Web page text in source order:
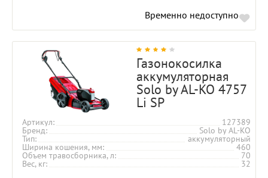
Временно недоступно
Газонокосилка
аккумуляторная
Solo by AL-KO 4757
Li SP
Артикул 127389
Бренд Solo by AL-KO
Тип аккумуляторный
Ширина кошения, мм 460
Объем травосборника, л 70
Вес, кг 32